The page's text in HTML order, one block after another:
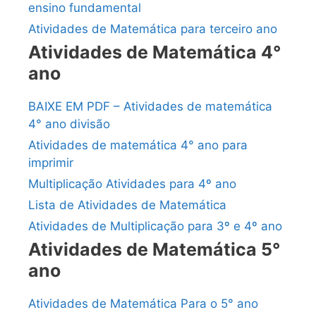
ensino fundamental
Atividades de Matemática para terceiro ano
Atividades de Matemática 4°
ano
BAIXE EM PDF – Atividades de matemática
4° ano divisão
Atividades de matemática 4° ano para
imprimir
Multiplicação Atividades para 4º ano
Lista de Atividades de Matemática
Atividades de Multiplicação para 3º e 4º ano
Atividades de Matemática 5°
ano
Atividades de Matemática Para o 5° ano